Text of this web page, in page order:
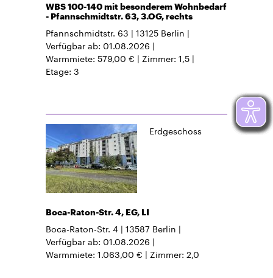
WBS 100-140 mit besonderem Wohnbedarf
- Pfannschmidtstr. 63, 3.OG, rechts
Pfannschmidtstr. 63 13125 Berlin
Verfügbar ab 01.08.2026
Warmmiete 579,00 € Zimmer 1,5
Etage 3
Erdgeschoss
Boca-Raton-Str. 4, EG, LI
Boca-Raton-Str. 4 13587 Berlin
Verfügbar ab 01.08.2026
Warmmiete 1.063,00 € Zimmer 2,0